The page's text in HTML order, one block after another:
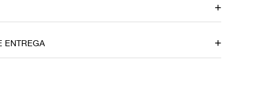
ENTREGA